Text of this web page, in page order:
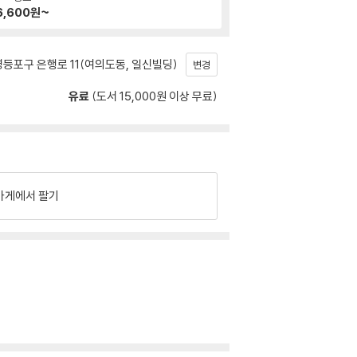
원~
포구 은행로 11(여의도동, 일신빌딩) 변경
유료 (도서 15,000원 이상 무료)
게에서 팔기